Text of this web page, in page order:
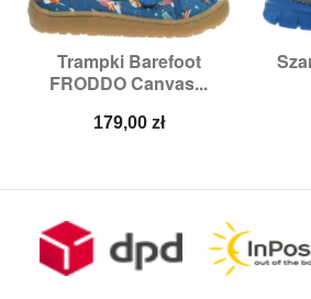
Trampki Barefoot
FRODDO Canvas...
Cena
179,00 zł